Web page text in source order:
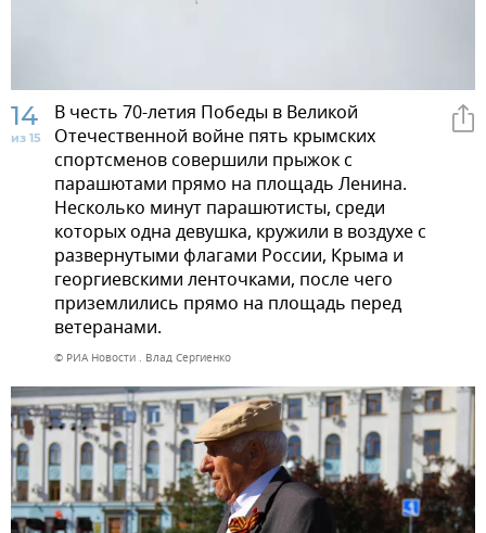
14
из 15
В честь 70-летия Победы в Великой
Отечественной войне пять крымских
спортсменов совершили прыжок с
парашютами прямо на площадь Ленина.
Несколько минут парашютисты, среди
которых одна девушка, кружили в воздухе с
развернутыми флагами России, Крыма и
георгиевскими ленточками, после чего
приземлились прямо на площадь перед
ветеранами.
© РИА Новости . Влад Сергиенко